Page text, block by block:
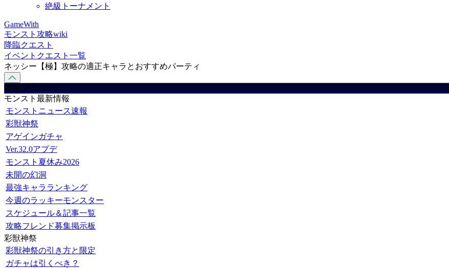
絶級トーナメント
GameWith
モンスト攻略wiki
降臨クエスト
イベントクエスト一覧
ネッシー【極】攻略の適正キャラとおすすめパーティ
攻略 メニュー
モンスト最新情報
モンストニュース速報
彩獣神祭
アゲインガチャ
Ver.32.0アプデ
モンスト夏休み2026
未開の幻洞
最強キャラランキング
今週のラッキーモンスター
スケジュール＆記事一覧
攻略フレンド募集掲示板
彩獣神祭
彩獣神祭の引き方と限定
ガチャは引くべき？